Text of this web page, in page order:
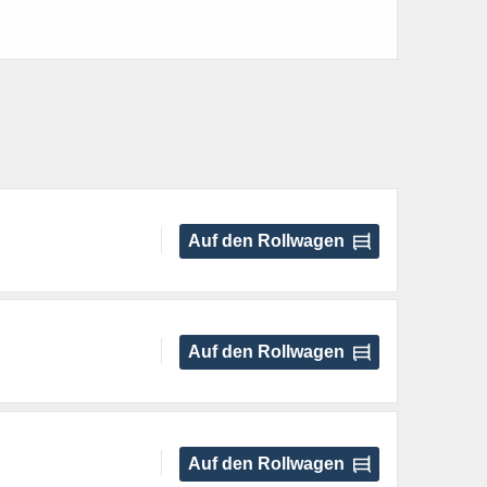
Auf den Rollwagen
Auf den Rollwagen
Auf den Rollwagen